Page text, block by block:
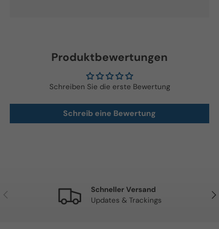
Produktbewertungen
Schreiben Sie die erste Bewertung
Schreib eine Bewertung
Vorherige
Schneller Versand
Updates & Trackings